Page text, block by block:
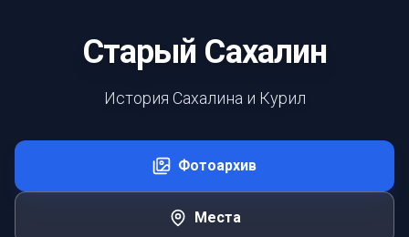
Старый Сахалин
История Сахалина и Курил
Фотоархив
Места